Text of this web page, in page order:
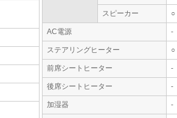
スピーカー ○
AC電源 -
ステアリングヒーター ○
前席シートヒーター -
後席シートヒーター -
加湿器 -